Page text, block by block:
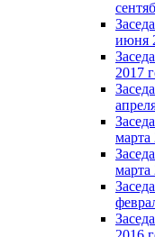
июня
2017
марта
марта